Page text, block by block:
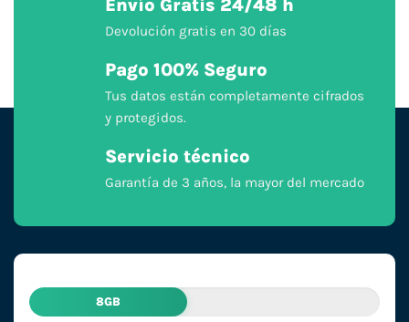
Envío Gratis 24/48 h
Devolución gratis en 30 días
Pago 100% Seguro
Tus datos están completamente cifrados
y protegidos.
Servicio técnico
Garantía de 3 años, la mayor del mercado
8GB